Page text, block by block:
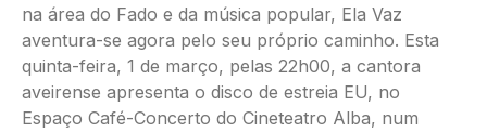
na área do Fado e da música popular, Ela Vaz
aventura-se agora pelo seu próprio caminho. Esta
quinta-feira, 1 de março, pelas 22h00, a cantora
aveirense apresenta o disco de estreia EU, no
Espaço Café-Concerto do Cineteatro Alba, num